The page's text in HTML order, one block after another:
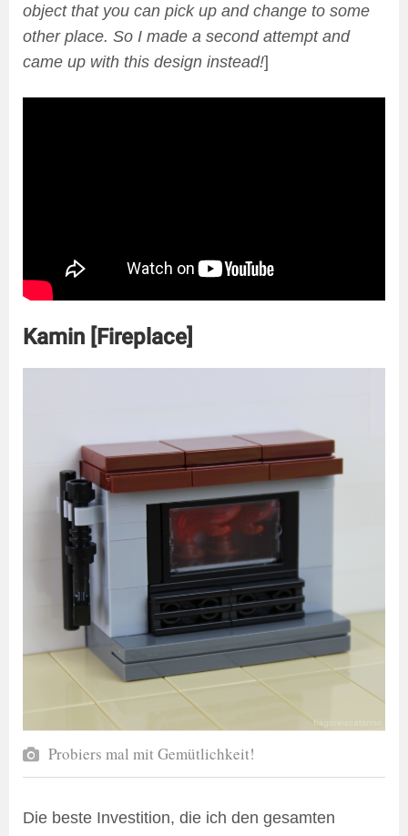
object that you can pick up and change to some
other place. So I made a second attempt and
came up with this design instead!]
Kamin [Fireplace]
Probiers mal mit Gemütlichkeit!
Die beste Investition, die ich den gesamten